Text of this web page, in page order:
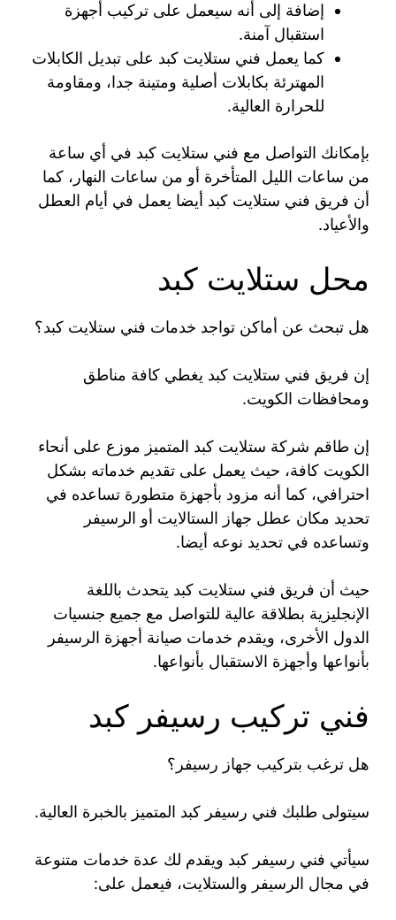
إضافة إلى أنه سيعمل على تركيب أجهزة
استقبال آمنة.
كما يعمل فني ستلايت كبد على تبديل الكابلات
المهترئة بكابلات أصلية ومتينة جدا، ومقاومة
للحرارة العالية.
بإمكانك التواصل مع فني ستلايت كبد في أي ساعة
من ساعات الليل المتأخرة أو من ساعات النهار، كما
أن فريق فني ستلايت كبد أيضا يعمل في أيام العطل
والأعياد.
محل ستلايت كبد
هل تبحث عن أماكن تواجد خدمات فني ستلايت كبد؟
إن فريق فني ستلايت كبد يغطي كافة مناطق
ومحافظات الكويت.
إن طاقم شركة ستلايت كبد المتميز موزع على أنحاء
الكويت كافة، حيث يعمل على تقديم خدماته بشكل
احترافي، كما أنه مزود بأجهزة متطورة تساعده في
تحديد مكان عطل جهاز الستالايت أو الرسيفر
وتساعده في تحديد نوعه أيضا.
حيث أن فريق فني ستلايت كبد يتحدث باللغة
الإنجليزية بطلاقة عالية للتواصل مع جميع جنسيات
الدول الأخرى، ويقدم خدمات صيانة أجهزة الرسيفر
بأنواعها وأجهزة الاستقبال بأنواعها.
فني تركيب رسيفر كبد
هل ترغب بتركيب جهاز رسيفر؟
سيتولى طلبك فني رسيفر كبد المتميز بالخبرة العالية.
سيأتي فني رسيفر كبد ويقدم لك عدة خدمات متنوعة
في مجال الرسيفر والستلايت، فيعمل على: